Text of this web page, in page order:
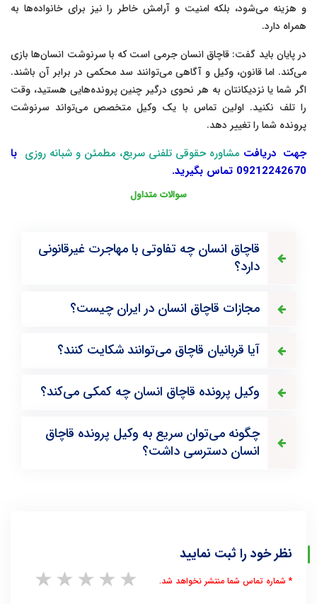
و هزینه می‌شود، بلکه امنیت و آرامش خاطر را نیز برای خانواده‌ها به
همراه دارد.
در پایان باید گفت: قاچاق انسان جرمی است که با سرنوشت انسان‌ها بازی
می‌کند. اما قانون، وکیل و آگاهی می‌توانند سد محکمی در برابر آن باشند.
اگر شما یا نزدیکانتان به هر نحوی درگیر چنین پرونده‌هایی هستید، وقت
را تلف نکنید. اولین تماس با یک وکیل متخصص می‌تواند سرنوشت
پرونده شما را تغییر دهد.
جهت دریافت مشاوره حقوقی تلفنی سریع، مطمئن و شبانه روزی با
09212242670 تماس بگیرید.
سوالات متداول
قاچاق انسان چه تفاوتی با مهاجرت غیرقانونی
دارد؟
مجازات قاچاق انسان در ایران چیست؟
آیا قربانیان قاچاق می‌توانند شکایت کنند؟
وکیل پرونده قاچاق انسان چه کمکی می‌کند؟
چگونه می‌توان سریع به وکیل پرونده قاچاق
انسان دسترسی داشت؟
نظر خود را ثبت نمایید
5 stars
4 stars
3 stars
2 stars * شماره تماس شما منتشر نخواهد شد.